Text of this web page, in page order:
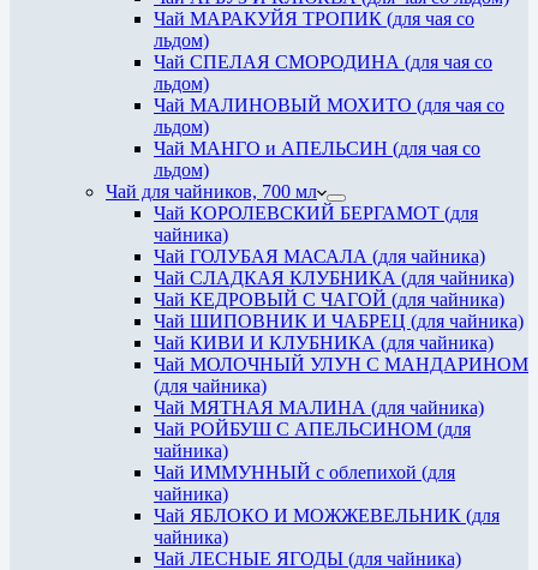
Чай МАРАКУЙЯ ТРОПИК (для чая со
льдом)
Чай СПЕЛАЯ СМОРОДИНА (для чая со
льдом)
Чай МАЛИНОВЫЙ МОХИТО (для чая со
льдом)
Чай МАНГО и АПЕЛЬСИН (для чая со
льдом)
Чай для чайников, 700 мл
Чай КОРОЛЕВСКИЙ БЕРГАМОТ (для
чайника)
Чай ГОЛУБАЯ МАСАЛА (для чайника)
Чай СЛАДКАЯ КЛУБНИКА (для чайника)
Чай КЕДРОВЫЙ С ЧАГОЙ (для чайника)
Чай ШИПОВНИК И ЧАБРЕЦ (для чайника)
Чай КИВИ И КЛУБНИКА (для чайника)
Чай МОЛОЧНЫЙ УЛУН С МАНДАРИНОМ
(для чайника)
Чай МЯТНАЯ МАЛИНА (для чайника)
Чай РОЙБУШ С АПЕЛЬСИНОМ (для
чайника)
Чай ИММУННЫЙ с облепихой (для
чайника)
Чай ЯБЛОКО И МОЖЖЕВЕЛЬНИК (для
чайника)
Чай ЛЕСНЫЕ ЯГОДЫ (для чайника)